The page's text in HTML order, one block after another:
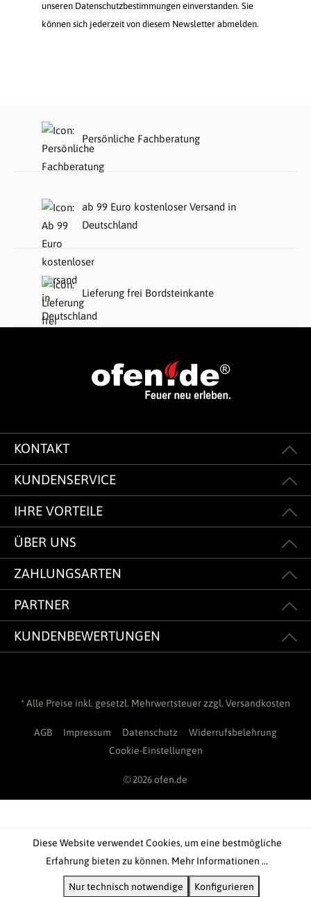
unseren Datenschutzbestimmungen einverstanden. Sie
können sich jederzeit von diesem Newsletter abmelden.
Persönliche Fachberatung
ab 99 Euro kostenloser Versand in
Deutschland
Lieferung frei Bordsteinkante
KONTAKT
KUNDENSERVICE
IHRE VORTEILE
ÜBER UNS
ZAHLUNGSARTEN
PARTNER
KUNDENBEWERTUNGEN
* Alle Preise inkl. gesetzl. Mehrwertsteuer zzgl. Versandkosten
AGB Impressum Datenschutz
Widerrufsbelehrung
Cookie-Einstellungen
© 2026 ofen.de
Diese Website verwendet Cookies, um eine bestmögliche
Erfahrung bieten zu können. Mehr Informationen ...
Nur technisch notwendige Konfigurieren